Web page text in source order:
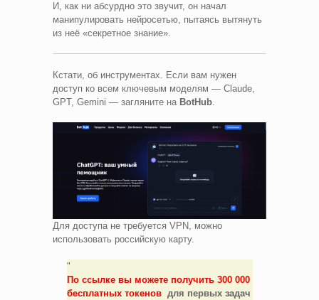
И, как ни абсурдно это звучит, он начал
манипулировать нейросетью, пытаясь вытянуть
из неё «секретное знание».
Кстати, об инструментах. Если вам нужен
доступ ко всем ключевым моделям — Claude,
GPT, Gemini — загляните на BotHub
Для доступа не требуется VPN, можно
использовать российскую карту.
По ссылке вы можете получить 300 000
бесплатных токеновдля первых задач